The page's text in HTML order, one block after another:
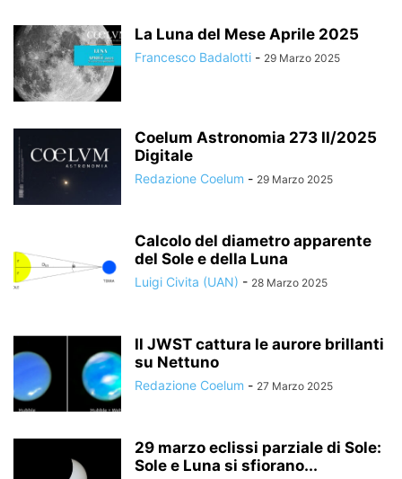
La Luna del Mese Aprile 2025
Francesco Badalotti - 29 Marzo 2025
Coelum Astronomia 273 II/2025
Digitale
Redazione Coelum - 29 Marzo 2025
Calcolo del diametro apparente
del Sole e della Luna
Luigi Civita (UAN) - 28 Marzo 2025
Il JWST cattura le aurore brillanti
su Nettuno
Redazione Coelum - 27 Marzo 2025
29 marzo eclissi parziale di Sole:
Sole e Luna si sfiorano...